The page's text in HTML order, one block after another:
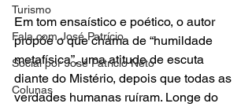
Turismo
Fala com José Patrício
Social por José Patrício Neto
Colunas
Em tom ensaístico e poético, o autor
propõe o que chama de “humildade
metafísica”, uma atitude de escuta
diante do Mistério, depois que todas as
verdades humanas ruíram. Longe do